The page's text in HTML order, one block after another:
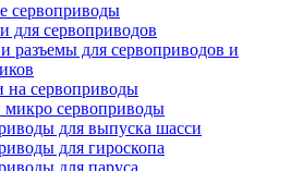
сервоприводы
для сервоприводов
разъемы для сервоприводов и
на сервоприводы
сервоприводы
для выпуска шасси
для гироскопа
для паруса